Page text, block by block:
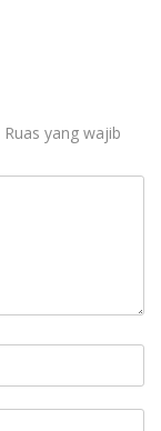
Ruas yang wajib